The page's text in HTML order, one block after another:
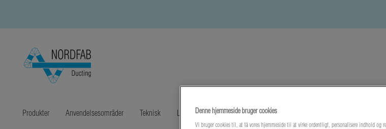
Produkter Anvendelsesområder Teknisk Litteratur Seneste nyheder
Denne hjemmeside bruger cookies
Vi bruger cookies til, at få vores hjemmeside til at virke ordentligt, personalisere indhold og